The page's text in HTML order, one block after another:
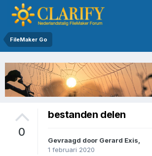
FileMaker Go
0
bestanden delen
Gevraagd door Gerard Exis
1 februari 2020